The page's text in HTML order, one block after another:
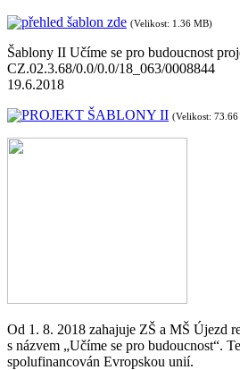
přehled šablon zde (Velikost: 1.36 MB)
Šablony II Učíme se pro budoucnost
CZ.02.3.68/0.0/0.0/18_063/0008844
19.6.2018
PROJEKT ŠABLONY II (Velikost:
Od 1. 8. 2018 zahajuje ZŠ a MŠ Újezd
s názvem „Učíme se pro budoucnost“.
spolufinancován Evropskou unií.